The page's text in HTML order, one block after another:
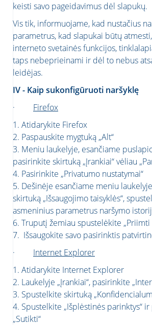
keisti savo pageidavimus dėl slapukų.
Vis tik, informuojame, kad nustačius
parametrus, kad slapukai būtų
interneto svetainės funkcijos,
taps nebeprieinami ir dėl to nebus
leidėjas.
IV - Kaip sukonfigūruoti naršyklę
· Firefox
1. Atidarykite Firefox
2. Paspauskite mygtuką „Alt“
3. Meniu laukelyje, esančiame
pasirinkite skirtuką „Įrankiai“ vėliau
4. Pasirinkite „Privatumo nustatymai“
5. Dešinėje esančiame meniu
skirtuką „Išsaugojimo taisyklės“,
asmeninius parametrus naršymo
6. Truputį žemiau spustelėkite „Priimti
7. Išsaugokite savo pasirinktis
· Internet Explorer
1. Atidarykite Internet Explorer
2. Laukelyje „Įrankiai“, pasirinkite
3. Spustelkite skirtuką
4. Spustelkite „Išplėstinės parinktys“
„Sutikti“